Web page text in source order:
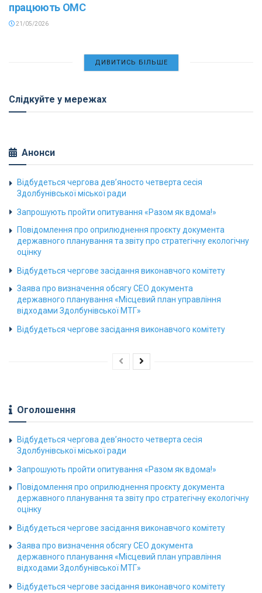
працюють ОМС
21/05/2026
ДИВИТИСЬ БІЛЬШЕ
Слідкуйте у мережах
Анонси
Відбудеться чергова дев’яносто четверта сесія
Здолбунівської міської ради
Запрошують пройти опитування «Разом як вдома!»
Повідомлення про оприлюднення проєкту документа
державного планування та звіту про стратегічну екологічну
оцінку
Відбудеться чергове засідання виконавчого комітету
Заява про визначення обсягу СЕО документа
державного планування «Місцевий план управління
відходами Здолбунівської МТГ»
Відбудеться чергове засідання виконавчого комітету
Оголошення
Відбудеться чергова дев’яносто четверта сесія
Здолбунівської міської ради
Запрошують пройти опитування «Разом як вдома!»
Повідомлення про оприлюднення проєкту документа
державного планування та звіту про стратегічну екологічну
оцінку
Відбудеться чергове засідання виконавчого комітету
Заява про визначення обсягу СЕО документа
державного планування «Місцевий план управління
відходами Здолбунівської МТГ»
Відбудеться чергове засідання виконавчого комітету